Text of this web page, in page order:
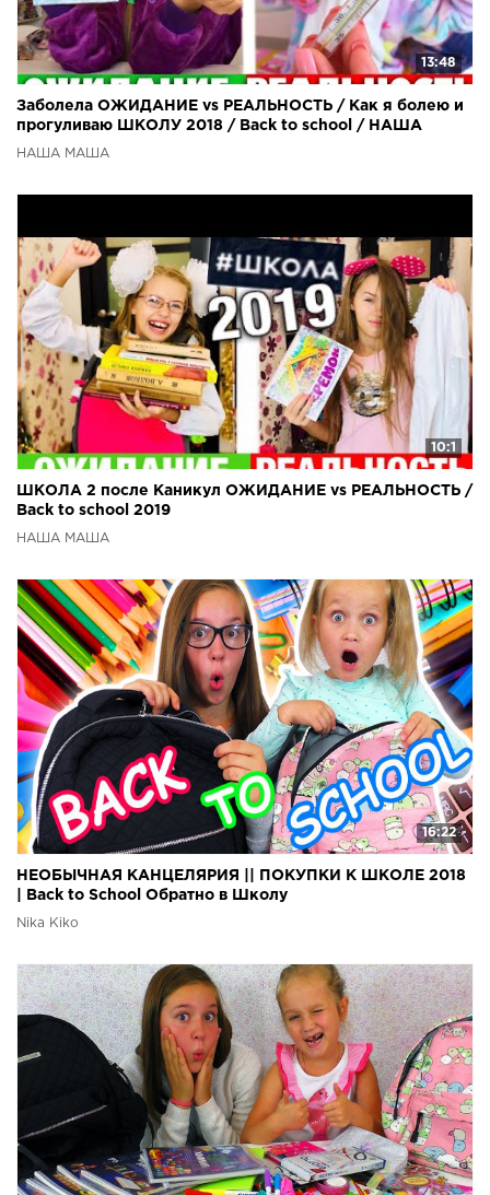
13:48
Заболела ОЖИДАНИЕ vs РЕАЛЬНОСТЬ / Как я болею и
прогуливаю ШКОЛУ 2018 / Back to school / НАША
МАША
НАША МАША
10:1
ШКОЛА 2 после Каникул ОЖИДАНИЕ vs РЕАЛЬНОСТЬ /
Back to school 2019
НАША МАША
16:22
НЕОБЫЧНАЯ КАНЦЕЛЯРИЯ || ПОКУПКИ К ШКОЛЕ 2018
| Back to School Обратно в Школу
Nika Kiko